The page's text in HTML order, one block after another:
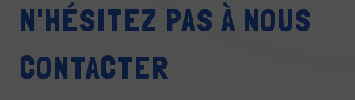
N'HÉSITEZ PAS À NOUS
CONTACTER